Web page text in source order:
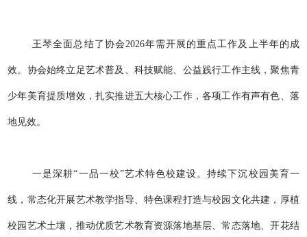
王琴全面总结了协会2026年需开展的重点工作及上半年的成
效。协会始终立足艺术普及、科技赋能、公益践行工作主线，聚焦青
少年美育提质增效，扎实推进五大核心工作，各项工作有声有色、落
地见效。
一是深耕“一品一校”艺术特色校建设。持续下沉校园美育一
线，常态化开展艺术教学指导、特色课程打造与校园文化共建，厚植
校园艺术土壤，推动优质艺术教育资源落地基层、常态落地、开花结